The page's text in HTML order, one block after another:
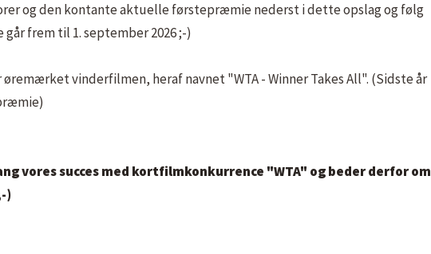
og den kontante aktuelle førstepræmie nederst i dette opslag og følg
går frem til 1. september 2026 ;-)
øremærket vinderfilmen, heraf navnet "WTA - Winner Takes All". (Sidste år
vores succes med kortfilmkonkurrence "WTA" og beder derfor om
)